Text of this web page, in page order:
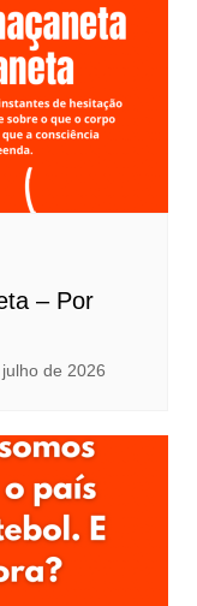
– Por
de 2026